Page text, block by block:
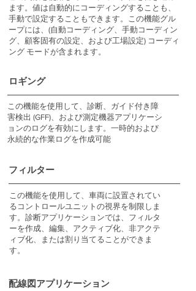
ます。値は自動的にコーディングすることも、
手動で設定することもできます。この機能グル
ープには、(自動コーディング、手動コーディン
グ、顧客固有の設定、および工場設定) コーディ
ング モードが含まれます。
ロギング
この機能を使用して、診断、ガイド付き障
害検出 (GFF)、および測定機器アプリケーシ
ョンのログを有効にします。一時的および
永続的な作業ログを作成可能
フィルター
この機能を使用して、車両に設置されてい
るコントロールユニットの視界を制限しま
す。診断アプリケーションでは、フィルタ
ーを作成、編集、アクティブ化、非アクテ
ィブ化、または割り当てることができま
す。
配線図アプリケーション